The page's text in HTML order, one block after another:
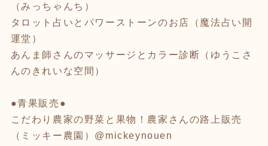
（みっちゃんち）
タロット占いとパワーストーンのお店（魔法占い開
運堂）
あんま師さんのマッサージとカラー診断（ゆうこさ
んのきれいな空間）
●青果販売●
こだわり農家の野菜と果物！農家さんの路上販売
（ミッキー農園）@mickeynouen